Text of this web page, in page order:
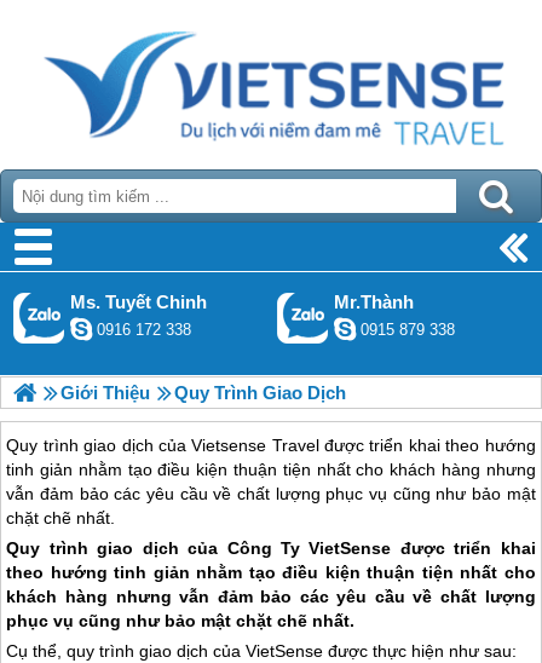
Ms. Tuyết Chinh
0916 172 338
Mr.Thành
0915 879 338
Giới Thiệu Quy Trình Giao Dịch
Quy trình giao dịch của Vietsense Travel được triển khai theo hướng
tinh giản nhằm tạo điều kiện thuận tiện nhất cho khách hàng nhưng
vẫn đảm bảo các yêu cầu về chất lượng phục vụ cũng như bảo mật
chặt chẽ nhất.
Quy trình giao dịch của Công Ty VietSense được triển khai
theo hướng tinh giản nhằm tạo điều kiện thuận tiện nhất cho
khách hàng nhưng vẫn đảm bảo các yêu cầu về chất lượng
phục vụ cũng như bảo mật chặt chẽ nhất.
Cụ thể, quy trình giao dịch của VietSense được thực hiện như sau: